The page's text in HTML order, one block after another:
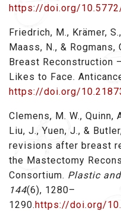
https://doi.org/
Friedrich, M., Krämer,
Maass, N., &
Breast Reconstruction
Likes to Face.
https://doi.org/
Clemens, M. W., Quinn,
Liu, J., Yuen, J., &
revisions after breast
the Mastectomy
Consortium. Plastic
144(6), 1280–
1290.https://doi.org/